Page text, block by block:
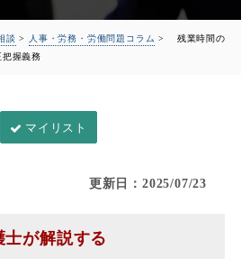
談 > 人事・労務・労働問題コラム >
残業時間の
握義務
マイリスト
更新日：2025/07/23
士が解説する